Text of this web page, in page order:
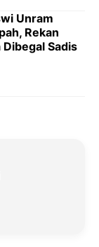
Unram
Rekan
Dibegal Sadis